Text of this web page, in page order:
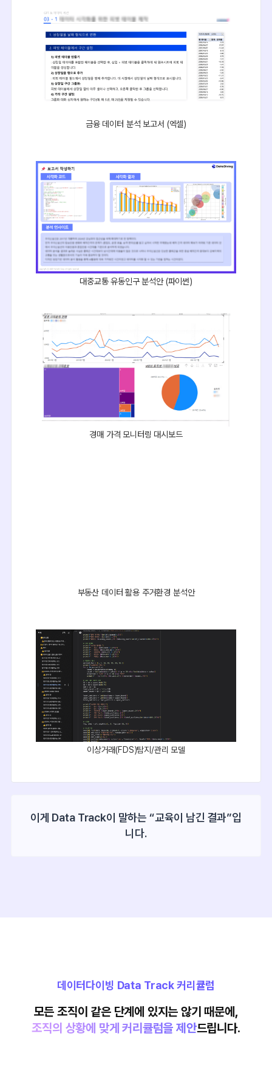
금융 데이터 분석 보고서 (엑셀)
대중교통 유동인구 분석안 (파이썬)
경매 가격 모니터링 대시보드
부동산 데이터 활용 주거환경 분석안
이상거래(FDS)탐지/관리 모델
이게 Data Track이 말하는 “교육이 남긴 결과”입
니다.
데이터다이빙 Data Track 커리큘럼
모든 조직이 같은 단계에 있지는 않기 때문에,
조직의 상황에 맞게 커리큘럼을 제안드립니다.